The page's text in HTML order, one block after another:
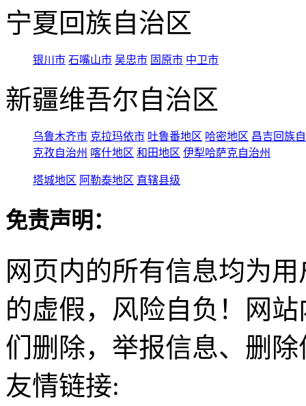
宁夏回族自治区
银川市 石嘴山市 吴忠市 固原市 中卫市
新疆维吾尔自治区
乌鲁木齐市 克拉玛依市 吐鲁番地区 哈密地区 昌吉回族
克孜自治州 喀什地区 和田地区 伊犁哈萨克自治州
塔城地区 阿勒泰地区 直辖县级
免责声明：
网页内的所有信息均为
的虚假，风险自负！网
们删除，举报信息、删
友情链接: